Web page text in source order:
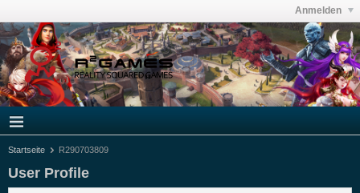
Anmelden
Startseite R290703809
User Profile